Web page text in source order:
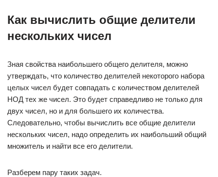
Как вычислить общие делители
нескольких чисел
Зная свойства наибольшего общего делителя, можно
утверждать, что количество делителей некоторого набора
целых чисел будет совпадать с количеством делителей
НОД тех же чисел. Это будет справедливо не только для
двух чисел, но и для большего их количества.
Следовательно, чтобы вычислить все общие делители
нескольких чисел, надо определить их наибольший общий
множитель и найти все его делители.
Разберем пару таких задач.